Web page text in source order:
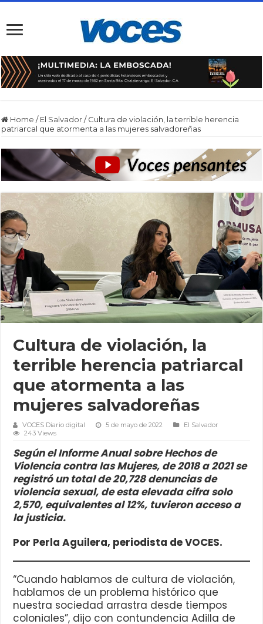
Home / El Salvador / Cultura de violación, la terrible herencia
patriarcal que atormenta a las mujeres salvadoreñas
Cultura de violación, la
terrible herencia patriarcal
que atormenta a las
mujeres salvadoreñas
VOCES Diario digital 5 de mayo de 2022
El Salvador
243 Views
Según el Informe Anual sobre Hechos de
Violencia contra las Mujeres, de 2018 a 2021 se
registró un total de 20,728 denuncias de
violencia sexual, de esta elevada cifra solo
2,570, equivalentes al 12%, tuvieron acceso a
la justicia.
Por Perla Aguilera, periodista de VOCES.
“Cuando hablamos de cultura de violación,
hablamos de un problema histórico que
nuestra sociedad arrastra desde tiempos
coloniales”, dijo con contundencia Adilla de